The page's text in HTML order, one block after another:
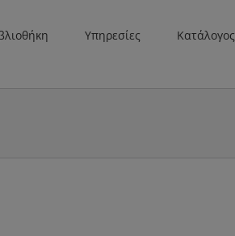
Υπηρεσίες Κατάλογος